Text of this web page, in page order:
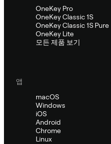
OneKey Pro
OneKey Classic 1S
OneKey Classic 1S Pure
OneKey Lite
모든 제품 보기
앱
macOS
Windows
iOS
Android
Chrome
Linux